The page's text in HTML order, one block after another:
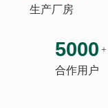
生产厂房
5000 +
合作用户